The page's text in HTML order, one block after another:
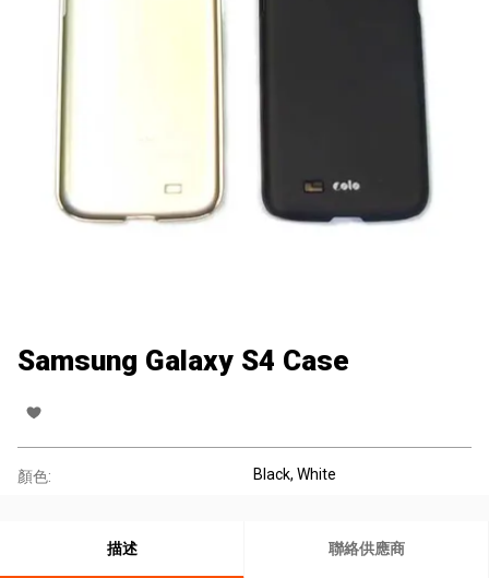
Samsung Galaxy S4 Case
顏色: Black, White
描述 聯絡供應商